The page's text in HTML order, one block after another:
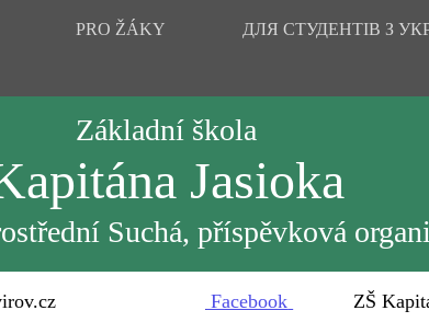
PRO ŽÁKY
ДЛЯ СТУДЕНТІВ З
Základní škola
Jasioka
Suchá, příspěvková
Facebook ZŠ